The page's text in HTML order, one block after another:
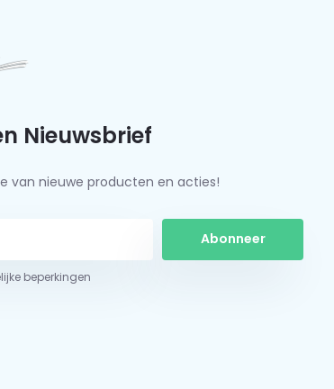
Nieuwsbrief
van nieuwe producten en acties!
Abonneer
beperkingen